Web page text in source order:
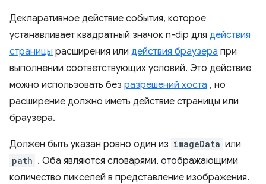
Декларативное действие события, которое
устанавливает квадратный значок n-dip для действия
страницы расширения или действия браузера при
выполнении соответствующих условий. Это действие
можно использовать без разрешений хоста , но
расширение должно иметь действие страницы или
браузера.
Должен быть указан ровно один из imageData или
path . Оба являются словарями, отображающими
количество пикселей в представление изображения.